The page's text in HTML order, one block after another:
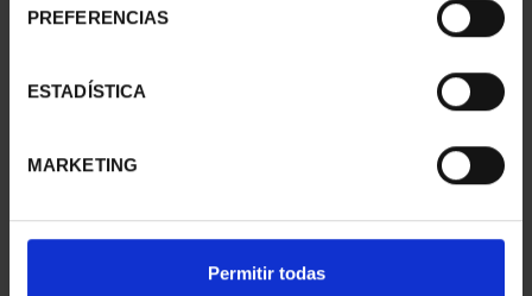
PREFERENCIAS
ESTADÍSTICA
MARKETING
Permitir todas
SUSCRIPCIÓN
949,00 €
registrados
SUSCRIPCIÓN
CAPITALES DE
PROVINCIA 4
949,00 €
registrados